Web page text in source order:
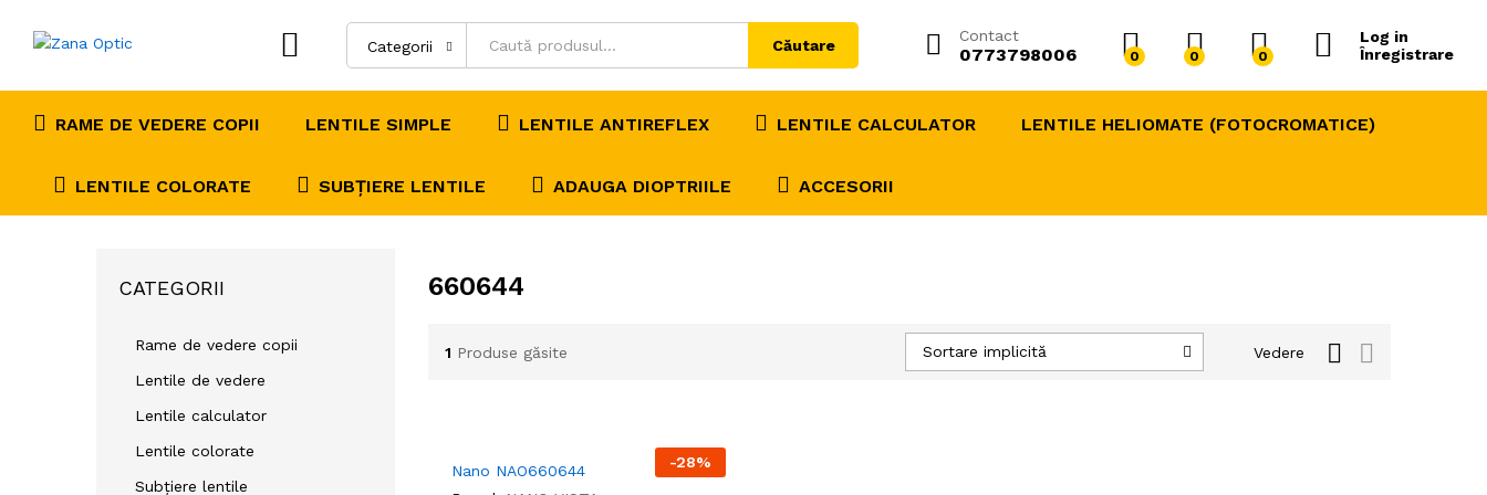
Categorii Căutare
Contact
0773798006 0 0 0
Log in
Înregistrare
RAME DE VEDERE COPII LENTILE SIMPLE LENTILE ANTIREFLEX LENTILE CALCULATOR LENTILE HELIOMATE (FOTOCROMATICE)
LENTILE COLORATE SUBȚIERE LENTILE ADAUGA DIOPTRIILE ACCESORII
660644
1 Produse găsite Vedere
Sortare implicită
-28%
Nano NAO660644
CATEGORII
Rame de vedere copii
Lentile de vedere
Lentile calculator
Lentile colorate
Subțiere lentile